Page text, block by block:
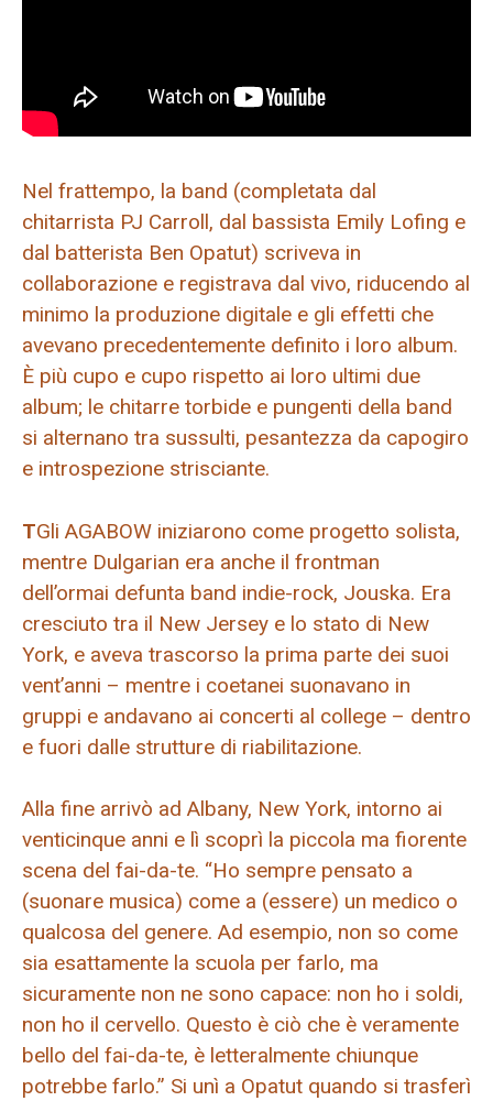
Nel frattempo, la band (completata dal
chitarrista PJ Carroll, dal bassista Emily Lofing e
dal batterista Ben Opatut) scriveva in
collaborazione e registrava dal vivo, riducendo al
minimo la produzione digitale e gli effetti che
avevano precedentemente definito i loro album.
È più cupo e cupo rispetto ai loro ultimi due
album; le chitarre torbide e pungenti della band
si alternano tra sussulti, pesantezza da capogiro
e introspezione strisciante.
TGli AGABOW iniziarono come progetto solista,
mentre Dulgarian era anche il frontman
dell’ormai defunta band indie-rock, Jouska. Era
cresciuto tra il New Jersey e lo stato di New
York, e aveva trascorso la prima parte dei suoi
vent’anni – mentre i coetanei suonavano in
gruppi e andavano ai concerti al college – dentro
e fuori dalle strutture di riabilitazione.
Alla fine arrivò ad Albany, New York, intorno ai
venticinque anni e lì scoprì la piccola ma fiorente
scena del fai-da-te. “Ho sempre pensato a
(suonare musica) come a (essere) un medico o
qualcosa del genere. Ad esempio, non so come
sia esattamente la scuola per farlo, ma
sicuramente non ne sono capace: non ho i soldi,
non ho il cervello. Questo è ciò che è veramente
bello del fai-da-te, è letteralmente chiunque
potrebbe farlo.” Si unì a Opatut quando si trasferì